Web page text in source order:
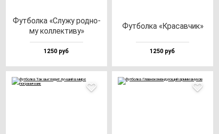
Фут­бол­ка «Слу­жу род­но­
му кол­лек­ти­ву»
1250 руб
Фут­бол­ка «Кра­сав­чик»
1250 руб